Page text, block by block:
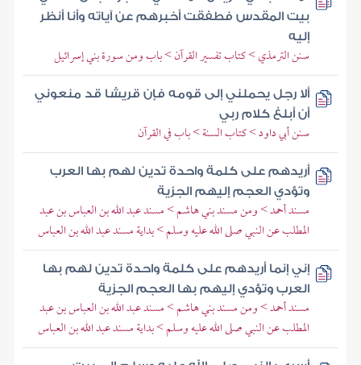
بيت المقدس فطفقت أخبرهم عن آياته وأنا أنظر
إليه
سنن الترمذي > كتاب تفسير القرآن > باب ومن سورة بني إسرائيل
ألا رجل يحملني إلى قومه فإن قريشا قد منعوني
أن أبلغ كلام ربي
سنن أبي داود > كتاب السنة > باب في القرآن
أريدهم على كلمة واحدة تدين لهم بها العرب
وتؤدي العجم إليهم الجزية
مسند أحمد > ومن مسند بني هاشم > مسند عبد الله بن العباس بن عبد
المطلب عن النبي صلى الله عليه وسلم > بداية مسند عبد الله بن العباس
إني إنما أريدهم على كلمة واحدة تدين لهم بها
العرب وتؤدي إليهم بها العجم الجزية
مسند أحمد > ومن مسند بني هاشم > مسند عبد الله بن العباس بن عبد
المطلب عن النبي صلى الله عليه وسلم > بداية مسند عبد الله بن العباس